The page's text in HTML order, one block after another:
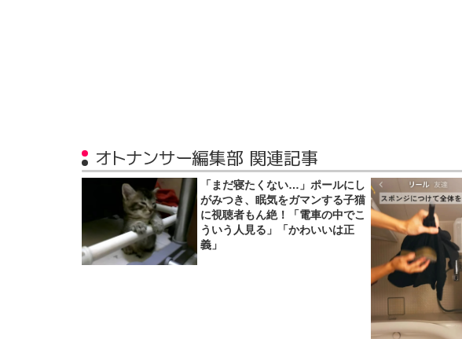
オトナンサー編集部 関連記事
「まだ寝たくない…」ポールにし
がみつき、眠気をガマンする子猫
に視聴者もん絶！「電車の中でこ
ういう人見る」「かわいいは正
義」